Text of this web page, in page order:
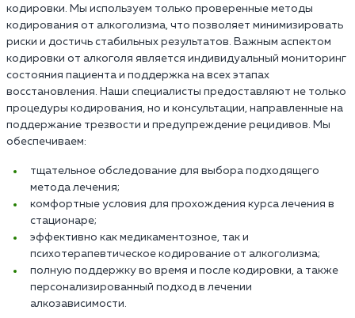
кодировки. Мы используем только проверенные методы
кодирования от алкоголизма, что позволяет минимизировать
риски и достичь стабильных результатов. Важным аспектом
кодировки от алкоголя является индивидуальный мониторинг
состояния пациента и поддержка на всех этапах
восстановления. Наши специалисты предоставляют не только
процедуры кодирования, но и консультации, направленные на
поддержание трезвости и предупреждение рецидивов. Мы
обеспечиваем:
тщательное обследование для выбора подходящего
метода лечения;
комфортные условия для прохождения курса лечения в
стационаре;
эффективно как медикаментозное, так и
психотерапевтическое кодирование от алкоголизма;
полную поддержку во время и после кодировки, а также
персонализированный подход в лечении
алкозависимости.